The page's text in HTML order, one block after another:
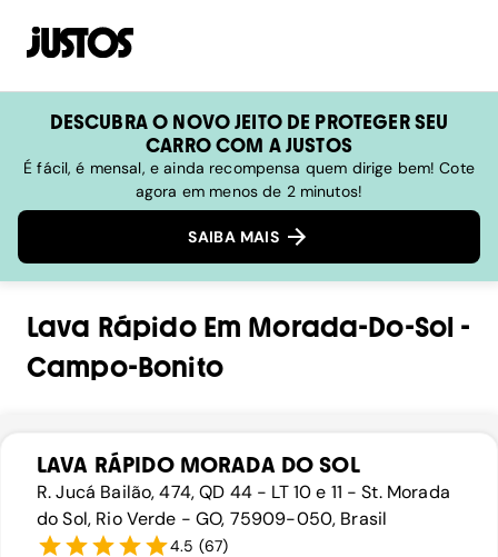
DESCUBRA O NOVO JEITO DE PROTEGER SEU
CARRO COM A JUSTOS
É fácil, é mensal, e ainda recompensa quem dirige bem! Cote
agora em menos de 2 minutos!
SAIBA MAIS
Lava RápidoEm Morada-Do-Sol -
Campo-Bonito
LAVA RÁPIDO MORADA DO SOL
R. Jucá Bailão, 474, QD 44 - LT 10 e 11 - St. Morada
do Sol, Rio Verde - GO, 75909-050, Brasil
4.5 (67)